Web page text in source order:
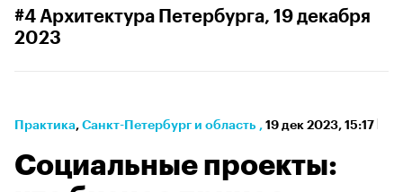
#4 Архитектура Петербурга, 19 декабря
2023
Практика⁠, Санкт-Петербург и область , 19 дек 2023, 15:17
Социальные проекты: